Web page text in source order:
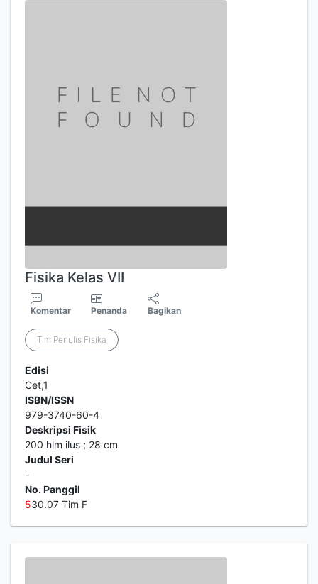
Fisika Kelas VII
Komentar Penanda Bagikan
Tim Penulis Fisika
Edisi
Cet,1
ISBN/ISSN
979-3740-60-4
Deskripsi Fisik
200 hlm ilus ; 28 cm
Judul Seri
-
No. Panggil
530.07 Tim F